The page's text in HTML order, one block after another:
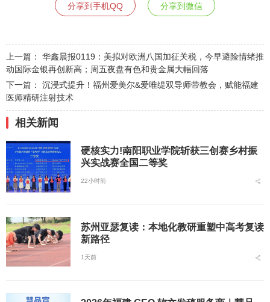
分享到手机QQ 分享到微信
上一篇： 华鑫晨报0119：美拟对欧洲八国加征关税，今早避险情绪推
动国际金银再创新高；周五夜盘有色和贵金属大幅回落
下一篇： 沉浸式提升！福州爱美尔&爱唯缇双导师带教会，赋能福建
医师精研注射技术
相关新闻
硬核实力!南阳职业学院斩获三创赛乡村振
兴实战赛全国二等奖
22小时前
苏州亚瑟复读：本地化教研重塑中高考复读
新路径
1天前